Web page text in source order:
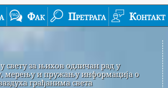
Фак Претрага Контакт
свету за њихов одличан рад у
мерењу и пружању информација о
грађанима света